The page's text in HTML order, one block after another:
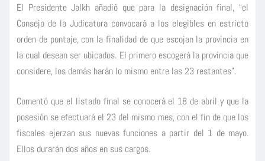
El Presidente Jalkh añadió que para la designación final, “el
Consejo de la Judicatura convocará a los elegibles en estricto
orden de puntaje, con la finalidad de que escojan la provincia en
la cual desean ser ubicados. El primero escogerá la provincia que
considere, los demás harán lo mismo entre las 23 restantes”.
Comentó que el listado final se conocerá el 18 de abril y que la
posesión se efectuará el 23 del mismo mes, con el fin de que los
fiscales ejerzan sus nuevas funciones a partir del 1 de mayo.
Ellos durarán dos años en sus cargos.